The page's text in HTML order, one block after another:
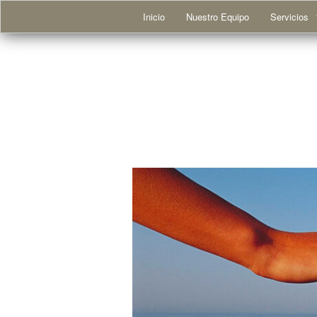
Inicio Nuestro Equipo Servicios
Otros
Problemas
Niños